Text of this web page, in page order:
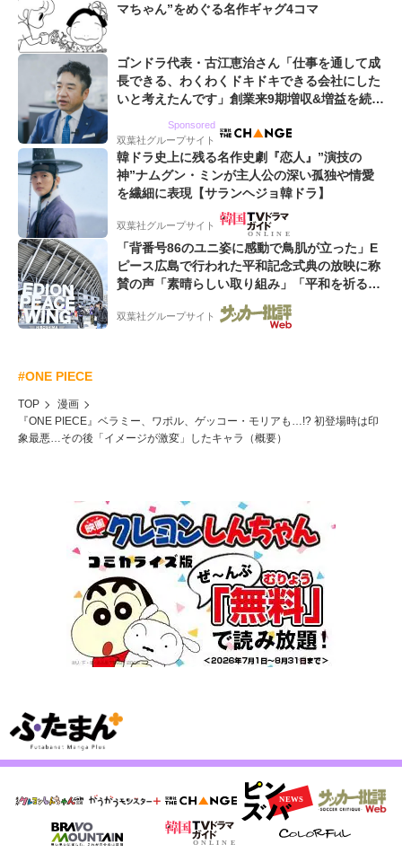
マちゃん”をめぐる名作ギャグ4コマ
ゴンドラ代表・古江恵治さん「仕事を通して成
長できる、わくわくドキドキできる会社にした
いと考えたんです」創業来9期増収&増益を続け
Sponsored
双葉社グループサイト
韓ドラ史上に残る名作史劇『恋人』”演技の
神”ナムグン・ミンが主人公の深い孤独や情愛
を繊細に表現【サランヘジョ韓ドラ】
双葉社グループサイト
「背番号86のユニ姿に感動で鳥肌が立った」E
ピース広島で行われた平和記念式典の放映に称
賛の声「素晴らしい取り組み」「平和を祈る場
双葉社グループサイト
#ONE PIECE
TOP
漫画
『ONE PIECE』ベラミー、ワポル、ゲッコー・モリアも…!? 初登場時は印
象最悪…その後「イメージが激変」したキャラ（概要）